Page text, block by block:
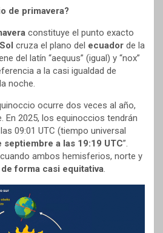
de primavera?
constituye el punto exacto
Sol cruza el plano del ecuador de la
del latín “aequus” (igual) y “nox”
a la casi igualdad de
noche.
ocurre dos veces al año,
En 2025, los equinoccios tendrán
09:01 UTC (tiempo universal
septiembre a las 19:19 UTC”.
ambos hemisferios, norte y
forma casi equitativa.